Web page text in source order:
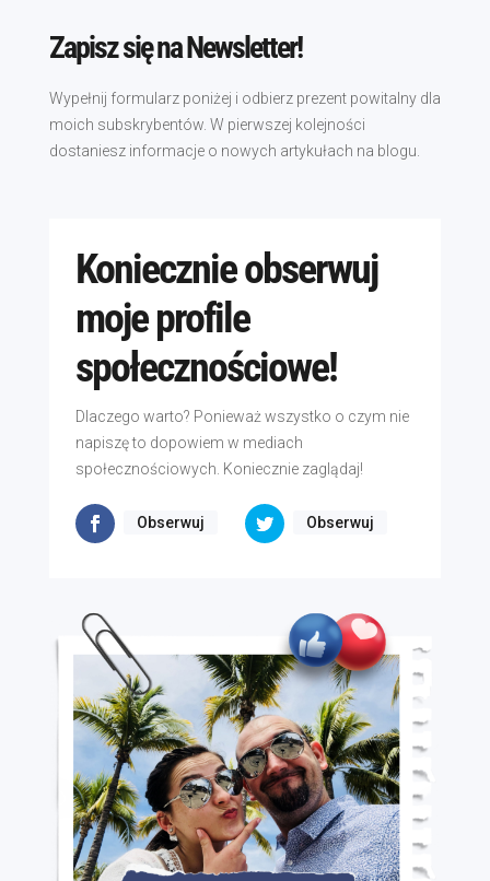
Zapisz się na Newsletter!
Wypełnij formularz poniżej i odbierz prezent powitalny dla
moich subskrybentów. W pierwszej kolejności
dostaniesz informacje o nowych artykułach na blogu.
Koniecznie obserwuj
moje profile
społecznościowe!
Dlaczego warto? Ponieważ wszystko o czym nie
napiszę to dopowiem w mediach
społecznościowych. Koniecznie zaglądaj!
Obserwuj Obserwuj